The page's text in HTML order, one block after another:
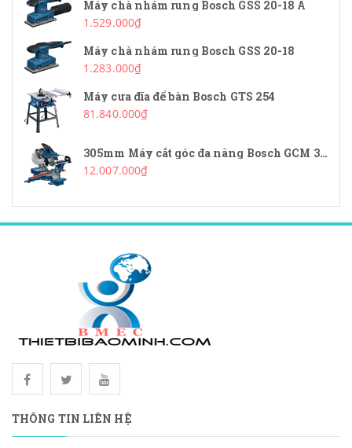
Máy chà nhám rung Bosch GSS 20-18 A
1.529.000₫
Máy chà nhám rung Bosch GSS 20-18
1.283.000₫
Máy cưa đĩa để bàn Bosch GTS 254
81.840.000₫
305mm Máy cắt góc đa năng Bosch GCM 340-305D
12.007.000₫
THÔNG TIN LIÊN HỆ